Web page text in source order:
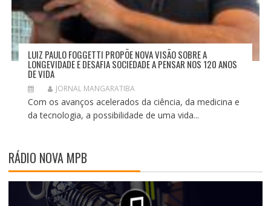
LUIZ PAULO FOGGETTI PROPÕE NOVA VISÃO SOBRE A
LONGEVIDADE E DESAFIA SOCIEDADE A PENSAR NOS 120 ANOS
DE VIDA
JORNAL MANGARATIBA
Com os avanços acelerados da ciência, da medicina e
da tecnologia, a possibilidade de uma vida...
RÁDIO NOVA MPB